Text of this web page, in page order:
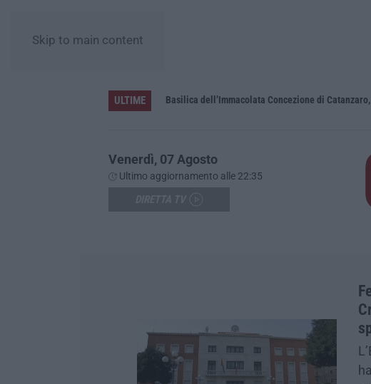
Skip to main content
ULTIME Basilica dell’Immacolata Concezione di
Venerdì, 07 Agosto
Ultimo aggiornamento alle 22:35